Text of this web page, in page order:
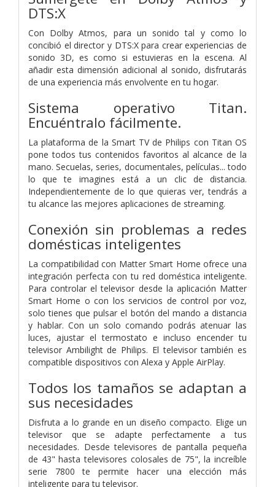
DTS:X
Con Dolby Atmos, para un sonido tal y como lo
concibió el director y DTS:X para crear experiencias de
sonido 3D, es como si estuvieras en la escena. Al
añadir esta dimensión adicional al sonido, disfrutarás
de una experiencia más envolvente en tu hogar.
Sistema operativo Titan.
Encuéntralo fácilmente.
La plataforma de la Smart TV de Philips con Titan OS
pone todos tus contenidos favoritos al alcance de la
mano. Secuelas, series, documentales, películas... todo
lo que te imagines está a un clic de distancia.
Independientemente de lo que quieras ver, tendrás a
tu alcance las mejores aplicaciones de streaming.
Conexión sin problemas a redes
domésticas inteligentes
La compatibilidad con Matter Smart Home ofrece una
integración perfecta con tu red doméstica inteligente.
Para controlar el televisor desde la aplicación Matter
Smart Home o con los servicios de control por voz,
solo tienes que pulsar el botón del mando a distancia
y hablar. Con un solo comando podrás atenuar las
luces, ajustar el termostato e incluso encender tu
televisor Ambilight de Philips. El televisor también es
compatible dispositivos con Alexa y Apple AirPlay.
Todos los tamaños se adaptan a
sus necesidades
Disfruta a lo grande en un diseño compacto. Elige un
televisor que se adapte perfectamente a tus
necesidades. Desde televisores de pantalla pequeña
de 43" hasta televisores colosales de 75", la increíble
serie 7800 te permite hacer una elección más
inteligente para tu televisor.